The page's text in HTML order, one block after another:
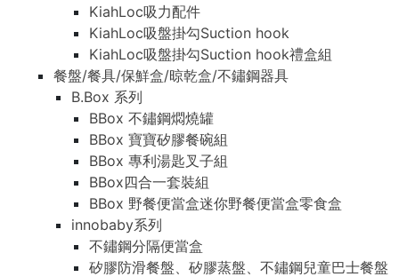
KiahLoc吸力配件
KiahLoc吸盤掛勾Suction hook
KiahLoc吸盤掛勾Suction hook禮盒組
餐盤/餐具/保鮮盒/晾乾盒/不鏽鋼器具
B.Box 系列
BBox 不鏽鋼燜燒罐
BBox 寶寶矽膠餐碗組
BBox 專利湯匙叉子組
BBox四合一套裝組
BBox 野餐便當盒迷你野餐便當盒零食盒
innobaby系列
不鏽鋼分隔便當盒
矽膠防滑餐盤、矽膠蒸盤、不鏽鋼兒童巴士餐盤